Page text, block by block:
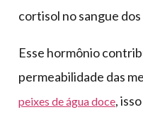
cortisol no sangue dos
Esse hormônio
permeabilidade das
peixes de água doce,